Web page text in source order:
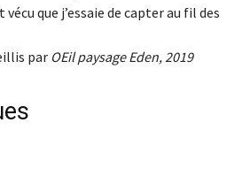
que j’essaie de capter au fil des
par OEil paysage Eden, 2019